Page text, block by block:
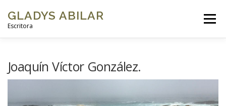
GLADYS ABILAR
Escritora
Menú
Joaquín Víctor González.